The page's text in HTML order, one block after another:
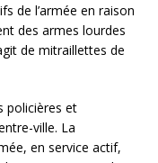
de l’armée en raison
des armes lourdes
de mitraillettes de
policières et
ville. La
en service actif,